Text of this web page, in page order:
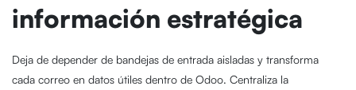
información estratégica
Deja de depender de bandejas de entrada aisladas y transforma
cada correo en datos útiles dentro de Odoo. Centraliza la